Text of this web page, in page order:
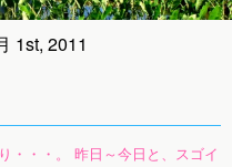
1st, 2011
・・・。 昨日～今日と、スゴイ